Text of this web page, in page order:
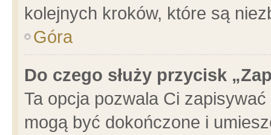
kolejnych kroków, które są
Góra
Do czego służy przycisk
Ta opcja pozwala Ci
mogą być dokończone i